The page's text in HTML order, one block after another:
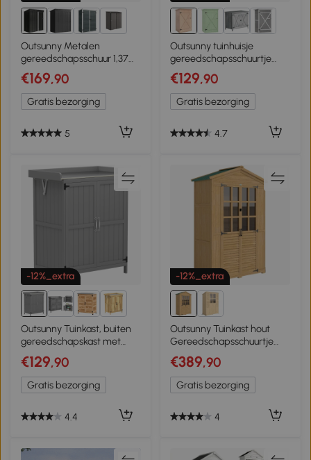
Outsunny Metalen
gereedschapsschuur 1,37
m², afsluitbare schuur met
ventilatie, schuin dak en
handschoenen, 163 x 90 x
179 cm
€169,90
Gratis bezorging
5
Outsunny tuinhuisje
gereedschapsschuurtje
gereedschapsschuurtje
met planken
gereedschapsschuurtje
opbergschuurtje voor
56 x115 cm
€129,90
Gratis bezorging
4.7
-12%_extra
2+
Outsunny Tuinkast, buiten
gereedschapskast met
werkblad, hout en roestvrij
staal, dubbele deuren, Grijs
€129,90
Gratis bezorging
4.4
-12%_extra
Outsunny Tuinkast hout
Gereedschapsschuurtje
met opbergruimte
Acrylramen Afsluitbare
deur Bodemplaat
Asfaltdak Ventilatiepaneel
€389,90
Gratis bezorging
4